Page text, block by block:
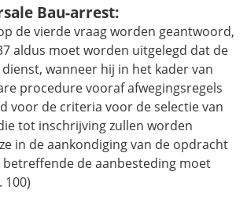
Bau-arrest:
de vierde vraag worden geantwoord,
aldus moet worden uitgelegd dat de
wanneer hij in het kader van
procedure vooraf afwegingsregels
voor de criteria voor de selectie van
tot inschrijving zullen worden
in de aankondiging van de opdracht
betreffende de aanbesteding moet
100)